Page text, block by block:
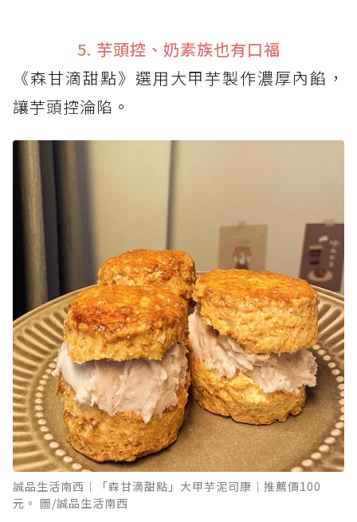
5. 芋頭控、奶素族也有口福
《森甘滴甜點》選用大甲芋製作濃厚內餡，
讓芋頭控淪陷。
誠品生活南西│「森甘滴甜點」大甲芋泥司康│推薦價100
元。 圖/誠品生活南西